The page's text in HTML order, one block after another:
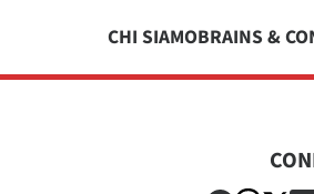
CHI SIAMOBRAINS &